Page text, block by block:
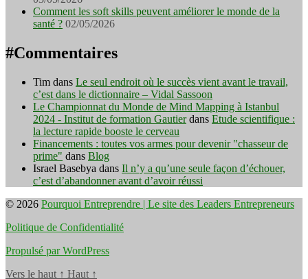
Comment les soft skills peuvent améliorer le monde de la
santé ? 02/05/2026
#Commentaires
Tim dans Le seul endroit où le succès vient avant le travail,
c’est dans le dictionnaire – Vidal Sassoon
Le Championnat du Monde de Mind Mapping à Istanbul
2024 - Institut de formation Gautierdans Etude scientifique :
la lecture rapide booste le cerveau
Financements : toutes vos armes pour devenir "chasseur de
prime" dans Blog
Israel Basebya dans Il n’y a qu’une seule façon d’échouer,
c’est d’abandonner avant d’avoir réussi
© 2026 Pourquoi Entreprendre | Le site des Leaders Entrepreneurs
Politique de Confidentialité
Propulsé par WordPress
Vers le haut ↑ Haut ↑